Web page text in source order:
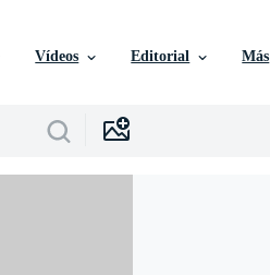
Vídeos Editorial Más